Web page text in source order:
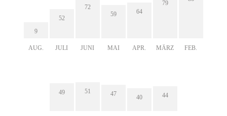
9
AUG.
52
JULI
72
JUNI
59
MAI
64
APR.
79
MÄRZ FEB.
49 51 47
40 44